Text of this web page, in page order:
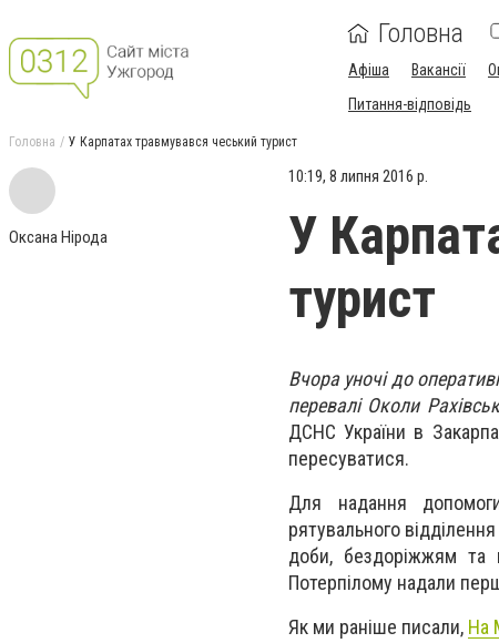
Головна
Афіша Вакансії
Питання-відповідь
Головна У Карпатах травмувався чеський турист
Оксана Нірода
10:19, 8 липня 2016 р.
У
турист
Вчора уночі до
перевалі Околи
ДСНС України в
пересуватися.
Для надання
рятувального
доби, бездоріжжям та
Потерпілому надали
Як ми раніше писали, На